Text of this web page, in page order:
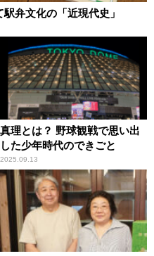
弁文化の「近現代史」
真理とは？ 野球観戦で思い出
した少年時代のできごと
2025.09.13